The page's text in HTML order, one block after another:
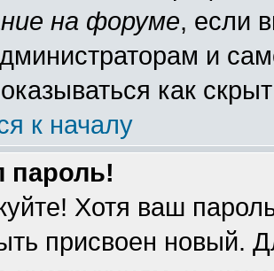
на форуме, если
и
как
к началу
пароль!
Хотя ваш
присвоен новый.